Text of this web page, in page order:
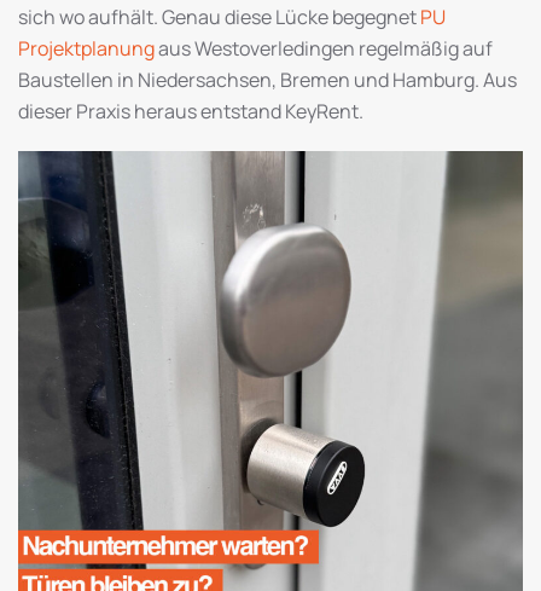
sich wo aufhält. Genau diese Lücke begegnetPU
Projektplanungaus Westoverledingen regelmäßig auf
Baustellen in Niedersachsen, Bremen und Hamburg. Aus
dieser Praxis heraus entstand KeyRent.